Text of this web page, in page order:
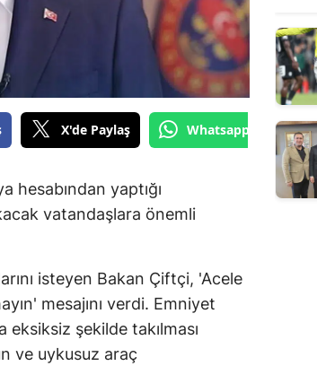
X'de Paylaş Whatsapp'tan
hesabından yaptığı
vatandaşlara önemli
isteyen Bakan Çiftçi, 'Acele
mesajını verdi. Emniyet
şekilde takılması
ve uykusuz araç